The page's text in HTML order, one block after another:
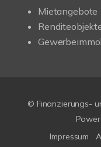
Mietangebote
© Finanzierungs-
Impressum